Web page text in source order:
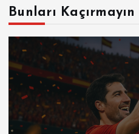
Bunları Kaçırmayın